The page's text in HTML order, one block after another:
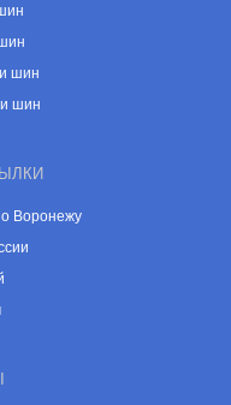
шин
шин
Воронежу